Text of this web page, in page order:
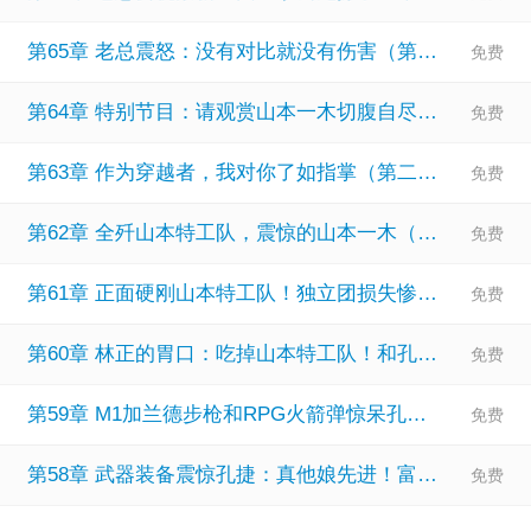
爆出喀秋莎火箭炮。
老总：什么新型火炮，都是土炮而已啦。
老总：别误会，那都是货船改装的而已，不具备战斗力。
林正：老总，我刚爆出一颗核弹，准备扔到小鬼子老家试
老总：林正，收敛点，我真的瞒不住编不下去了。
委员长：娘希匹的，八路军这么强还怎么打？
毛熊：兔子，我们是好兄弟，援助一下我吧。
一个东方大国彻底站了起来
第65章 老总震怒：没有对比就没有伤害（第四更，求收藏）
第64章 特别节目：请观赏山本一木切腹自尽（第三更，求收藏）
第63章 作为穿越者，我对你了如指掌（第二更，求订阅）
第62章 全歼山本特工队，震惊的山本一木（第一更，求收藏）
第61章 正面硬刚山本特工队！独立团损失惨重？（加更，求数据）
第60章 林正的胃口：吃掉山本特工队！和孔捷做局（加更，求数据）
第59章 M1加兰德步枪和RPG火箭弹惊呆孔捷，太猛了（第四更，求收藏）
第58章 武器装备震惊孔捷：真他娘先进！富得流油啊（第三更，求收藏）